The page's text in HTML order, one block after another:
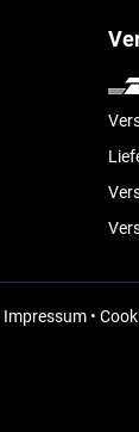
Impressum•